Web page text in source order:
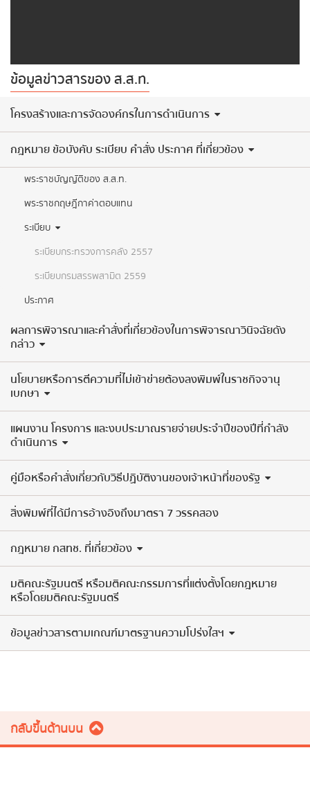
ข้อมูลข่าวสารของ ส.ส.ท.
​โครงสร้างและการจัดองค์กรในการดำเนินการ
กฎหมาย ข้อบังคับ ระเบียบ คำสั่ง ประกาศ ที่เกี่ยวข้อง
พระราชบัญญัติของ ส.ส.ท.
พระราชกฤษฎีกาค่าตอบแทน
ระเบียบ
ระเบียบกระทรวงการคลัง 2557
ระเบียบกรมสรรพสามิต 2559
ประกาศ
ผลการพิจารณาและคำสั่งที่เกี่ยวข้องในการพิจารณาวินิจฉัยดัง
กล่าว
นโยบายหรือการตีความที่ไม่เข้าข่ายต้องลงพิมพ์ในราชกิจจานุ
เบกษา
แผนงาน โครงการ และงบประมาณรายจ่ายประจำปีของปีที่กำลัง
ดำเนินการ
คู่มือหรือคำสั่งเกี่ยวกับวิธีปฏิบัติงานของเจ้าหน้าที่ของรัฐ
สิ่งพิมพ์ที่ได้มีการอ้างอิงถึงมาตรา 7 วรรคสอง
กฎหมาย กสทช. ที่เกี่ยวข้อง
มติคณะรัฐมนตรี หรือมติคณะกรรมการที่แต่งตั้งโดยกฎหมาย
หรือโดยมติคณะรัฐมนตรี
ข้อมูลข่าวสารตามเกณฑ์มาตรฐานความโปร่งใสฯ
กลับขึ้นด้านบน